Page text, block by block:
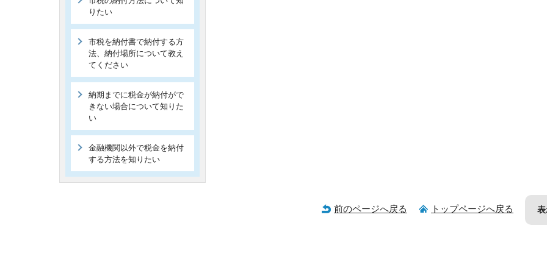
りたい
市税を納付書で納付する方
法、納付場所について教え
てください
納期までに税金が納付がで
きない場合について知りた
い
金融機関以外で税金を納付
する方法を知りたい
前のページへ戻る トップページへ戻る